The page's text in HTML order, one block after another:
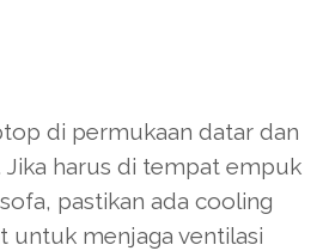
di permukaan datar dan
Jika harus di tempat empuk
pastikan ada cooling
untuk menjaga ventilasi